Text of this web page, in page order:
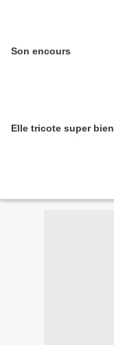
Son encours
Elle tricote super bien